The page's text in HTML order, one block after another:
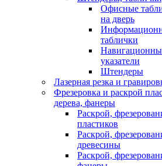
Офисные
на дверь
таблички
указатели
Штендеры
Лазерная резка и
Фрезеровка и раскрой
дерева, фанеры
Раскрой,
пластиков
Раскрой,
древесины
Раскрой,